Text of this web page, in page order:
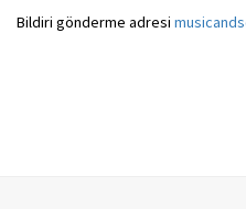
Bildiri gönderme adresi